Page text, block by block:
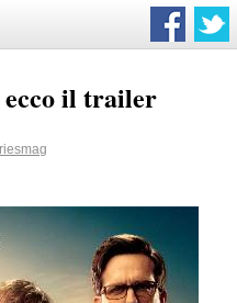
ecco il trailer